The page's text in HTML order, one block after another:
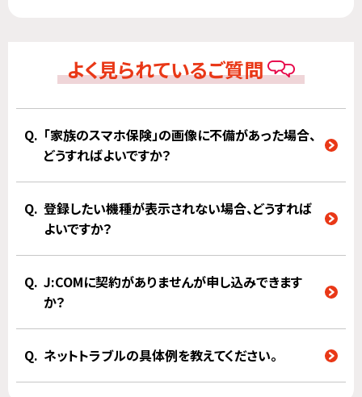
よく見られているご質問
「家族のスマホ保険」の画像に不備があった場合、
どうすればよいですか？
登録したい機種が表示されない場合、どうすれば
よいですか？
J:COMに契約がありませんが申し込みできます
か？
ネットトラブルの具体例を教えてください。